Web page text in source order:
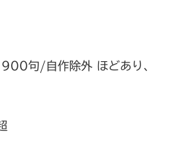
句/自作除外 ほどあり、